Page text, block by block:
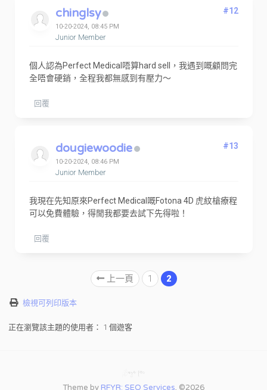
chinglsy
10-20-2024, 08:45 PM
Junior Member
#12
個人認為Perfect Medical唔算hard sell，我遇到嘅顧問完
全唔會硬銷，全程我都無感到有壓力～
回覆
dougiewoodie
10-20-2024, 08:46 PM
Junior Member
#13
我現在先知原來Perfect Medical嘅Fotona 4D 虎紋槍療程
可以免費體驗，得閒我都要去試下先得啦！
回覆
上一頁 1 2
檢視可列印版本
正在瀏覽該主題的使用者： 1 個遊客
Theme by RFYR: SEO Services, ©2026